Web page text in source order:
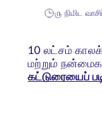
௫ நிமிட
10 லட்சம்
மற்றும்
கட்டுரையைப்